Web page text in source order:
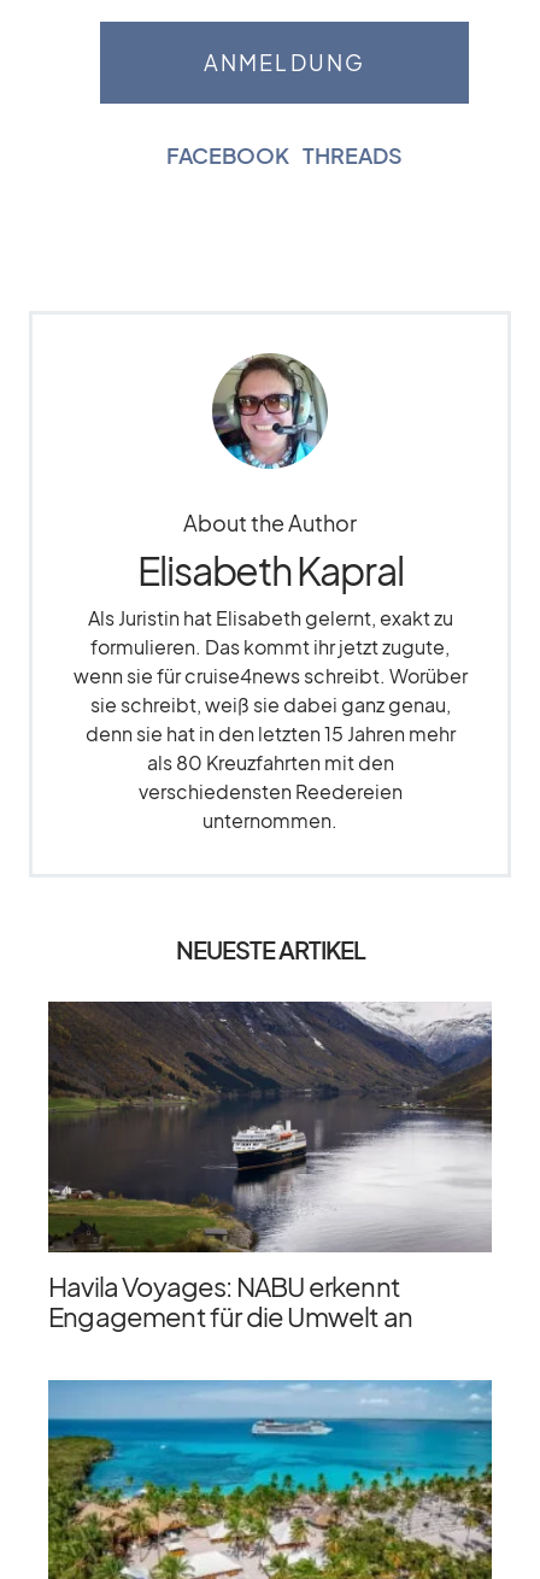
FACEBOOK THREADS
About the Author
Elisabeth Kapral
Als Juristin hat Elisabeth gelernt, exakt zu
formulieren. Das kommt ihr jetzt zugute,
wenn sie für cruise4news schreibt. Worüber
sie schreibt, weiß sie dabei ganz genau,
denn sie hat in den letzten 15 Jahren mehr
als 80 Kreuzfahrten mit den
verschiedensten Reedereien
unternommen.
NEUESTE ARTIKEL
Havila Voyages: NABU erkennt
Engagement für die Umwelt an